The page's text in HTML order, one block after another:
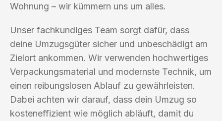
Wohnung – wir kümmern uns um alles.
Unser fachkundiges Team sorgt dafür, dass
deine Umzugsgüter sicher und unbeschädigt am
Zielort ankommen. Wir verwenden hochwertiges
Verpackungsmaterial und modernste Technik, um
einen reibungslosen Ablauf zu gewährleisten.
Dabei achten wir darauf, dass dein Umzug so
kosteneffizient wie möglich abläuft, damit du